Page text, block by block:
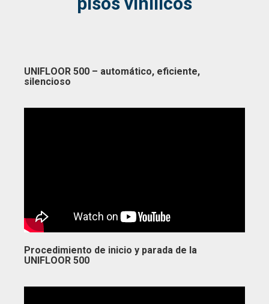
UNIFLOOR 500 – automático, eficiente,
silencioso
Procedimiento de inicio y parada de la
UNIFLOOR 500